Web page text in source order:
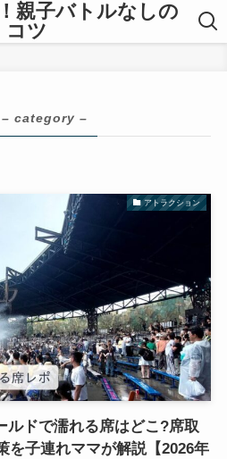
親子バトルなしの
コツ
– category –
アトラクション
ルドで濡れる席はどこ?席取
を子連れママが解説【2026年